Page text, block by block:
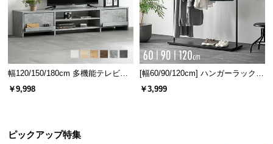
幅120/150/180cm 多機能テレビボ
ード 木目/石目調 オープン収納・
￥9,998
[幅60/90/120cm] ハンガーラック
スチール 4段階高さ調節 サイドフ
￥3,999
ピックアップ特集